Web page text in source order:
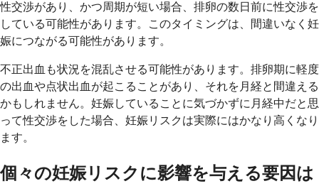
性交渉があり、かつ周期が短い場合、排卵の数日前に性交渉を
している可能性があります。このタイミングは、間違いなく妊
娠につながる可能性があります。
不正出血も状況を混乱させる可能性があります。排卵期に軽度
の出血や点状出血が起こることがあり、それを月経と間違える
かもしれません。妊娠していることに気づかずに月経中だと思
って性交渉をした場合、妊娠リスクは実際にはかなり高くなり
ます。
個々の妊娠リスクに影響を与える要因は